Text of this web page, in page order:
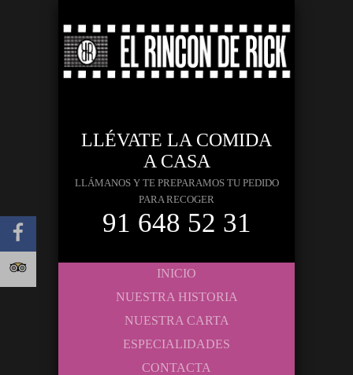
LLÉVATE LA COMIDA
A CASA
LLÁMANOS Y TE PREPARAMOS TU PEDIDO
PARA RECOGER
91 648 52 31
INICIO
NUESTRA HISTORIA
NUESTRA CARTA
ESPECIALIDADES
CONTACTA